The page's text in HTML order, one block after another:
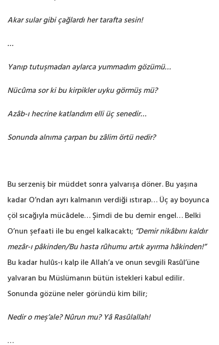
Akar sular gibi çağlardı her tarafta sesin!
…
Yanıp tutuşmadan aylarca yummadım gözümü…
Nücûma sor ki bu kirpikler uyku görmüş mü?
Azâb-ı hecrine katlandım elli üç senedir…
Sonunda alnıma çarpan bu zâlim örtü nedir?
Bu serzeniş bir müddet sonra yalvarışa döner. Bu yaşına
kadar O’ndan ayrı kalmanın verdiği ıstırap… Üç ay boyunca
çöl sıcağıyla mücâdele… Şimdi de bu demir engel… Belki
O’nun şefaati ile bu engel kalkacaktı; “Demir nikâbını kaldır
mezâr-ı pâkinden/Bu hasta rûhumu artık ayırma hâkinden!”
Bu kadar hulûs-ı kalp ile Allah’a ve onun sevgili Rasûl’üne
yalvaran bu Müslümanın bütün istekleri kabul edilir.
Sonunda gözüne neler göründü kim bilir;
Nedir o meş’ale? Nûrun mu? Yâ Rasûlallah!
…